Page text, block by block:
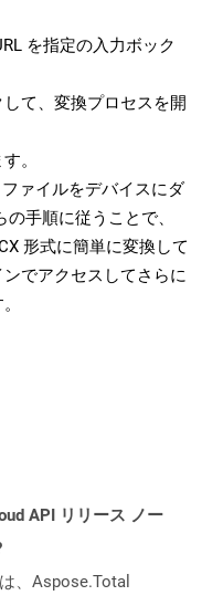
を指定の入力ボック
して、変換プロセスを開
。
ァイルをデバイスにダ
手順に従うことで、
形式に簡単に変換して
でアクセスしてさらに
API リリース ノー
、Aspose.Total